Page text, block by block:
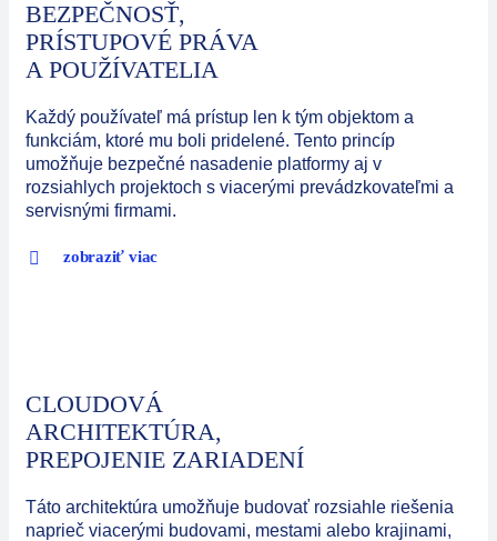
BEZPEČNOSŤ,
PRÍSTUPOVÉ PRÁVA
A POUŽÍVATELIA
Každý používateľ má prístup len k tým objektom a
funkciám, ktoré mu boli pridelené. Tento princíp
umožňuje bezpečné nasadenie platformy aj v
rozsiahlych projektoch s viacerými prevádzkovateľmi a
servisnými firmami.
zobraziť viac
CLOUDOVÁ
ARCHITEKTÚRA,
PREPOJENIE ZARIADENÍ
Táto architektúra umožňuje budovať rozsiahle riešenia
naprieč viacerými budovami, mestami alebo krajinami,